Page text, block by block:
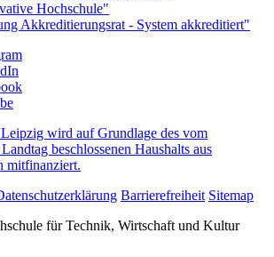
wird auf Grundlage des vom
beschlossenen Haushalts aus
mitfinanziert.
Barrierefreiheit Sitemap
für Technik, Wirtschaft und Kultur